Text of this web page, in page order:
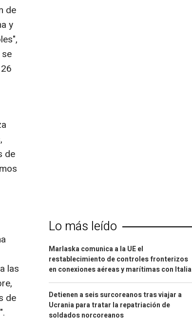
de
y
de
las
de
Lo más leído
Marlaska comunica a la UE el
restablecimiento de controles fronterizos
en conexiones aéreas y marítimas con Italia
Detienen a seis surcoreanos tras viajar a
Ucrania para tratar la repatriación de
soldados norcoreanos